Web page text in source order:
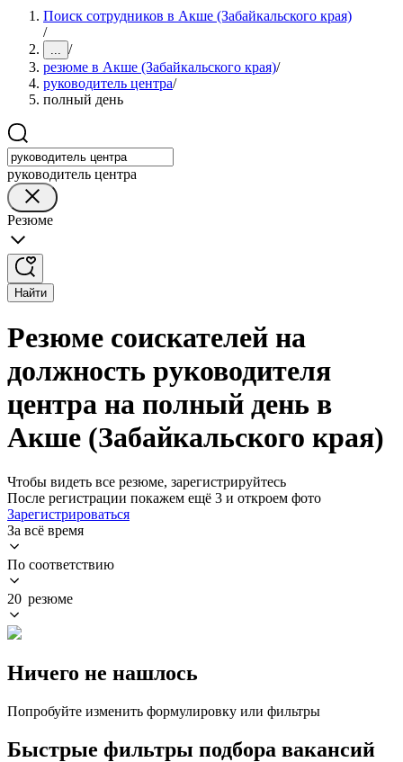
Поиск сотрудников в Акше (Забайкальского края)
/
... /
резюме в Акше (Забайкальского края)/
руководитель центра/
полный день
руководитель центра
Резюме
Найти
Резюме соискателей на
должность руководителя
центра на полный день в
Акше (Забайкальского края)
Чтобы видеть все резюме, зарегистрируйтесь
После регистрации покажем ещё 3 и откроем фото
Зарегистрироваться
За всё время
По соответствию
20 резюме
Ничего не нашлось
Попробуйте изменить формулировку или фильтры
Быстрые фильтры подбора вакансий